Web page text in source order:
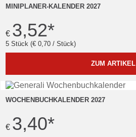
MINIPLANER-KALENDER 2027
€ 3,52*
5 Stück (€ 0,70 / Stück)
ZUM ARTIKEL
WOCHENBUCHKALENDER 2027
€ 3,40*